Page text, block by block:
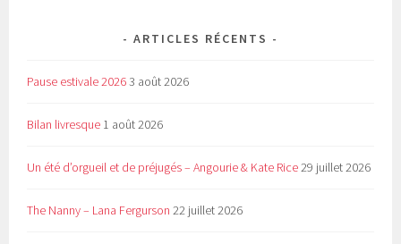
ARTICLES RÉCENTS
Pause estivale 20263 août 2026
Bilan livresque 1 août 2026
Un été d’orgueil et de préjugés – Angourie & Kate Rice29 juillet 2026
The Nanny – Lana Fergurson 22 juillet 2026